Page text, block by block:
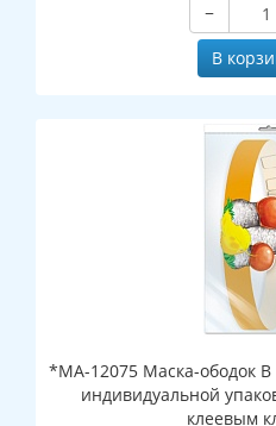
−
В
*МА-12075 Маска-ободок
индивидуальной
клеевым